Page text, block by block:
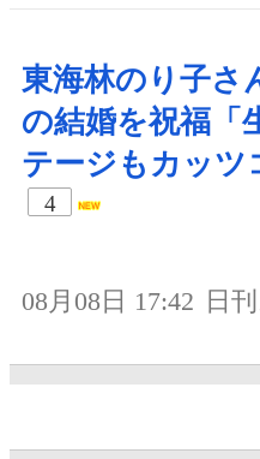
東海林のり子さ
の結婚を祝福「
テージもカッツ
4
08月08日 17:42 日